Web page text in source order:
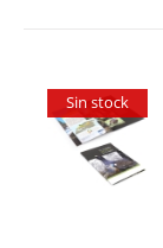
Sin stock